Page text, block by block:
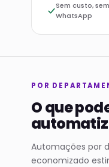
Sem custo,
WhatsApp
POR
O que
Automações por
economizado